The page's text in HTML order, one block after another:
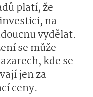
platí, že
na
vydělat.
se může
kde se
jen za
ceny.